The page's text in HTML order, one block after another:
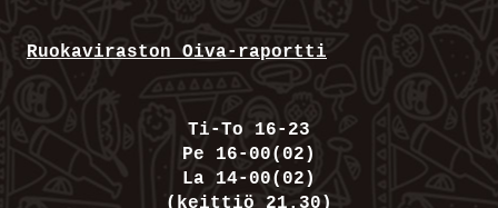
Ruokaviraston Oiva-raportti
Ti-To 16-23
Pe 16-00(02)
La 14-00(02)
(keittiö 21.30)